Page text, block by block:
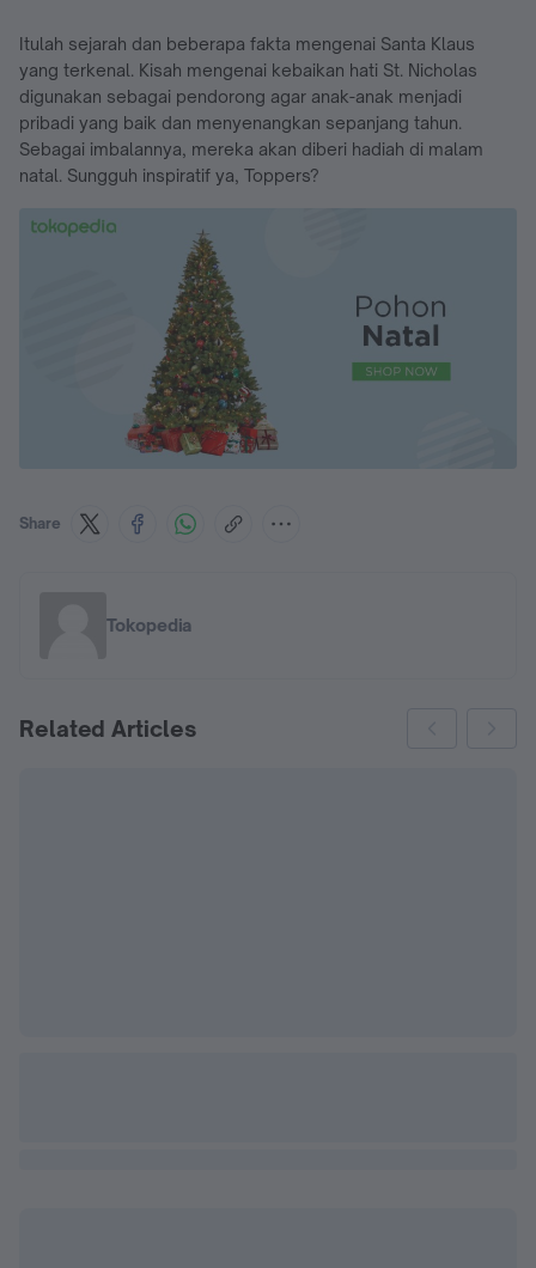
Itulah sejarah dan beberapa fakta mengenai Santa Klaus
yang terkenal. Kisah mengenai kebaikan hati St. Nicholas
digunakan sebagai pendorong agar anak-anak menjadi
pribadi yang baik dan menyenangkan sepanjang tahun.
Sebagai imbalannya, mereka akan diberi hadiah di malam
natal. Sungguh inspiratif ya, Toppers?
Share
Tokopedia
Related Articles